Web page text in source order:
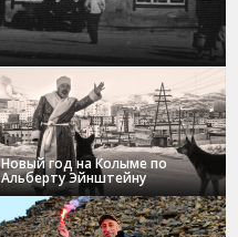
Новый год на Колыме по
Альберту Эйнштейну